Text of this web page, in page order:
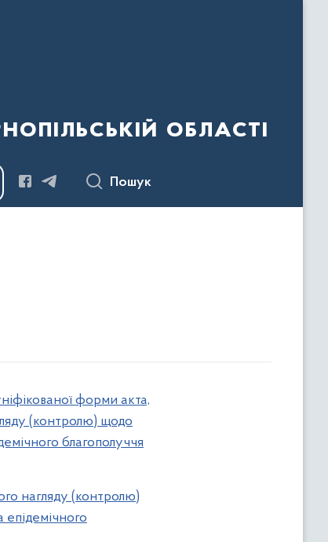
області
Пошук
форми акта,
(контролю) щодо
благополуччя
нагляду (контролю)